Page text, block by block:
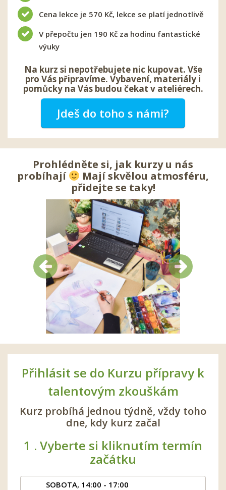
Cena lekce je 570 Kč, lekce se platí jednotlivě
V přepočtu jen 190 Kč za hodinu fantastické
výuky
Na kurz si nepotřebujete nic kupovat. Vše
pro Vás připravíme. Vybavení, materiály i
pomůcky na Vás budou čekat v ateliérech.
Jdeš do toho s námi?
Prohlédněte si, jak kurzy u nás
probíhají
Mají skvělou atmosféru,
přidejte se taky!
Předchozí Další
Přihlásit se do Kurzu přípravy k
talentovým zkouškám
Kurz probíhá jednou týdně, vždy toho
dne, kdy kurz začal
1 . Vyberte si kliknutím termín
začátku
SOBOTA, 14:00 - 17:00